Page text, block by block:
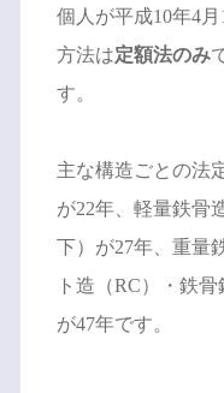
個人が平成10年4
方法は定額法のみ
す。
主な構造ごとの法
が22年、軽量鉄骨
下）が27年、重量
ト造（RC）・鉄
が47年です。